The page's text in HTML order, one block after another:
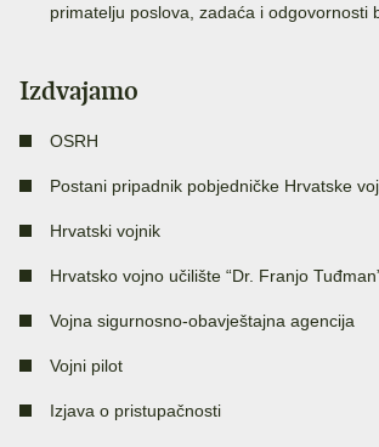
primatelju poslova, zadaća i odgovornosti
Izdvajamo
OSRH
Postani pripadnik pobjedničke Hrvatske
Hrvatski vojnik
Hrvatsko vojno učilište “Dr. Franjo
Vojna sigurnosno-obavještajna agencija
Vojni pilot
Izjava o pristupačnosti